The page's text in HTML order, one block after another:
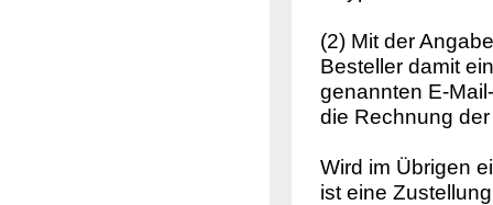
(2) Mit der
Besteller damit
genannten E-
die Rechnung
Wird im Übrigen
ist eine